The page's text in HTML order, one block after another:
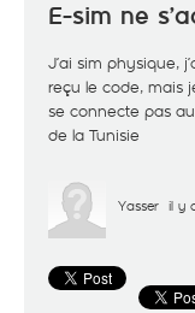
E-sim ne
J’ai sim physique,
reçu le code, mais
se connecte pas
de la Tunisie
Yasser il y